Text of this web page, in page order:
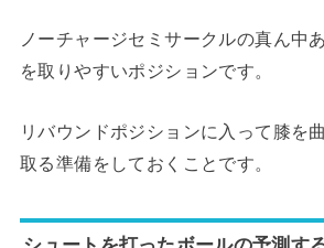
ノーチャージセミサークルの真ん中
を取りやすいポジションです。
リバウンドポジションに入って膝を
取る準備をしておくことです。